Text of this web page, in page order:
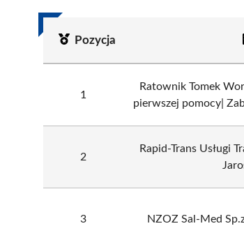
Pozycja
1
Ratownik Tomek
pierwszej pomocy|
2
Rapid-Trans Usługi
3 NZOZ Sal-Med